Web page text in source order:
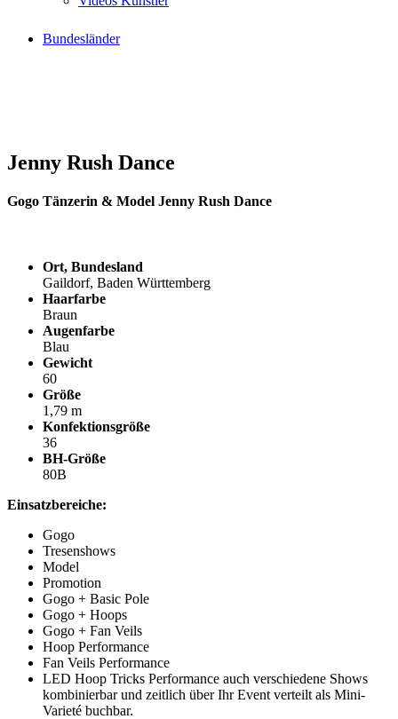
Bundesländer
Jenny Rush Dance
Gogo Tänzerin & Model Jenny Rush Dance
Ort, Bundesland
Gaildorf, Baden Württemberg
Haarfarbe
Braun
Augenfarbe
Blau
Gewicht
60
Größe
1,79 m
Konfektionsgröße
36
BH-Größe
80B
Einsatzbereiche:
Gogo
Tresenshows
Model
Promotion
Gogo + Basic Pole
Gogo + Hoops
Gogo + Fan Veils
Hoop Performance
Fan Veils Performance
LED Hoop Tricks Performance auch verschiedene Shows
kombinierbar und zeitlich über Ihr Event verteilt als Mini-
Varieté buchbar.